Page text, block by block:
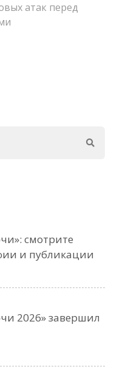
атак перед
смотрите
и публикации
2026» завершил